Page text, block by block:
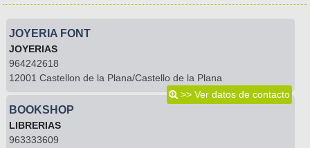
JOYERIA FONT
JOYERIAS
964242618
12001 Castellon de la Plana/Castello de la Plana
>> Ver datos de contacto
BOOKSHOP
LIBRERIAS
963333609